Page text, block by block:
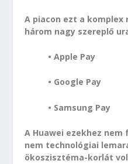
A piacon ezt a komplex
három nagy szereplő
• Apple Pay
• Google Pay
• Samsung Pay
A Huawei ezekhez nem
nem technológiai
ökoszisztéma-korlát